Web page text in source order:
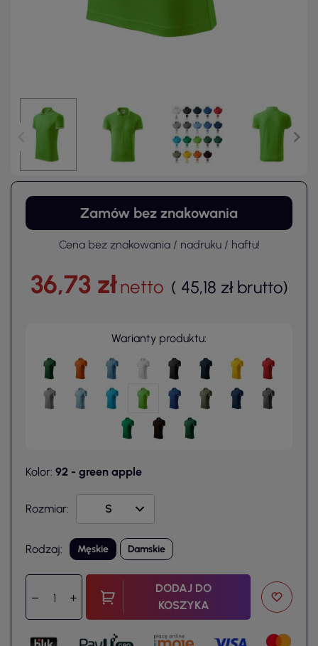
Zamów bez znakowania
Cena bez znakowania / nadruku / haftu!
36,73 złnetto ( 45,18 zł brutto)
Warianty produktu:
Kolor: 92 - green apple
Rozmiar:
Rodzaj: Męskie Damskie
DODAJ DO
KOSZYKA